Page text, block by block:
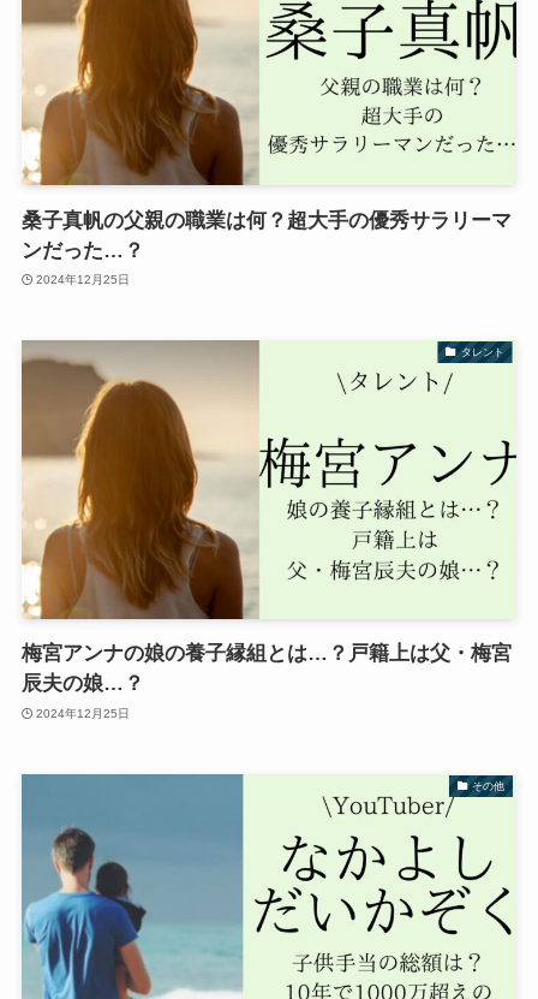
桑子真帆の父親の職業は何？超大手の優秀サラリーマ
ンだった…？
2024年12月25日
タレント
梅宮アンナの娘の養子縁組とは…？戸籍上は父・梅宮
辰夫の娘…？
2024年12月25日
その他